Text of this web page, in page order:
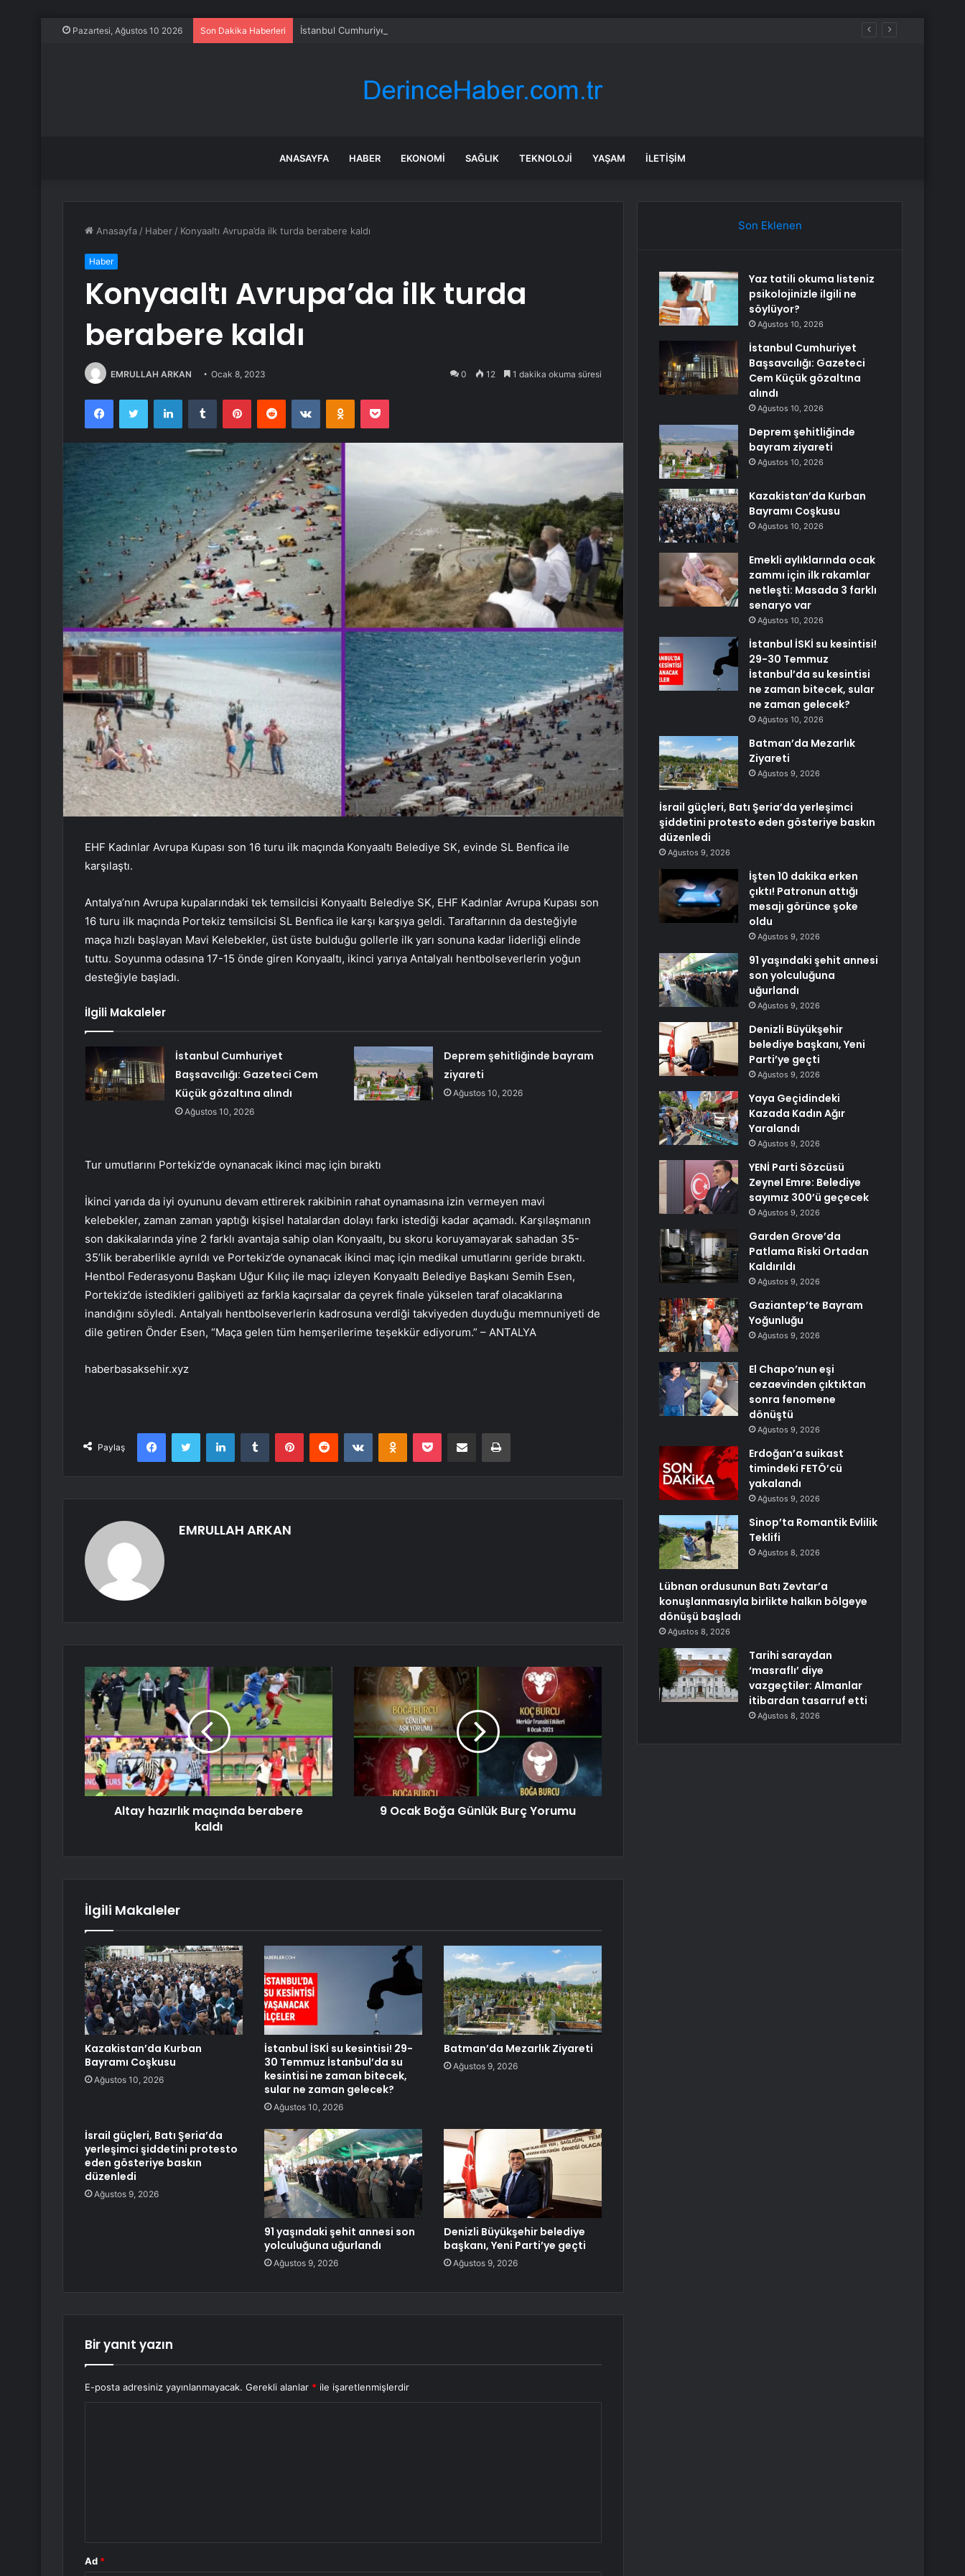
Pazartesi, Ağustos 10 2026 Son Dakika Haberleri İstanbul Cumhuriyet Başsavcılığı: Gazeteci Cem Küçük gözaltına alındı
ANASAYFA HABER EKONOMI SAĞLIK TEKNOLOJI YAŞAM İLETIŞIM
Anasayfa / Haber / Konyaaltı Avrupa’da ilk turda berabere kaldı
Haber
Konyaaltı Avrupa’da ilk turda
berabere kaldı
EMRULLAH ARKAN Ocak 8, 2023 0 12 1 dakika okuma süresi
FacebookTwitter LinkedInTumblr PinterestReddit VKontakteOdnoklassniki
Pocket
EHF Kadınlar Avrupa Kupası son 16 turu ilk maçında Konyaaltı Belediye SK, evinde SL Benfica ile
karşılaştı.
Antalya’nın Avrupa kupalarındaki tek temsilcisi Konyaaltı Belediye SK, EHF Kadınlar Avrupa Kupası son
16 turu ilk maçında Portekiz temsilcisi SL Benfica ile karşı karşıya geldi. Taraftarının da desteğiyle
maça hızlı başlayan Mavi Kelebekler, üst üste bulduğu gollerle ilk yarı sonuna kadar liderliği elinde
tuttu. Soyunma odasına 17-15 önde giren Konyaaltı, ikinci yarıya Antalyalı hentbolseverlerin yoğun
desteğiyle başladı.
İlgili Makaleler
İstanbul Cumhuriyet
Başsavcılığı: Gazeteci Cem
Küçük gözaltına alındı
Ağustos 10, 2026
Deprem şehitliğinde bayram
ziyareti
Ağustos 10, 2026
Tur umutlarını Portekiz’de oynanacak ikinci maç için bıraktı
İkinci yarıda da iyi oyununu devam ettirerek rakibinin rahat oynamasına izin vermeyen mavi
kelebekler, zaman zaman yaptığı kişisel hatalardan dolayı farkı istediği kadar açamadı. Karşılaşmanın
son dakikalarında yine 2 farklı avantaja sahip olan Konyaaltı, bu skoru koruyamayarak sahadan 35-
35’lik beraberlikle ayrıldı ve Portekiz’de oynanacak ikinci maç için medikal umutlarını geride bıraktı.
Hentbol Federasyonu Başkanı Uğur Kılıç ile maçı izleyen Konyaaltı Belediye Başkanı Semih Esen,
Portekiz’de istedikleri galibiyeti az farkla kaçırsalar da çeyrek finale yükselen taraf olacaklarına
inandığını söyledi. Antalyalı hentbolseverlerin kadrosuna verdiği takviyeden duyduğu memnuniyeti de
dile getiren Önder Esen, “Maça gelen tüm hemşerilerime teşekkür ediyorum.” – ANTALYA
haberbasaksehir.xyz
Paylaş
FacebookTwitter LinkedInTumblr PinterestReddit VKontakteOdnoklassniki
Pocket E-Posta ile paylaş Yazdır
EMRULLAH ARKAN
Altay hazırlık maçında berabere
kaldı
9 Ocak Boğa Günlük Burç Yorumu
İlgili Makaleler
Kazakistan’da Kurban
Bayramı Coşkusu
Ağustos 10, 2026
İstanbul İSKİ su kesintisi! 29-
30 Temmuz İstanbul’da su
kesintisi ne zaman bitecek,
sular ne zaman gelecek?
Ağustos 10, 2026
Batman’da Mezarlık Ziyareti
Ağustos 9, 2026
İsrail güçleri, Batı Şeria’da
yerleşimci şiddetini protesto
eden gösteriye baskın
düzenledi
Ağustos 9, 2026
91 yaşındaki şehit annesi son
yolculuğuna uğurlandı
Ağustos 9, 2026
Denizli Büyükşehir belediye
başkanı, Yeni Parti’ye geçti
Ağustos 9, 2026
Bir yanıt yazın
E-posta adresiniz yayınlanmayacak. Gerekli alanlar * ile işaretlenmişlerdir
Ad *
Son Eklenen
Yaz tatili okuma listeniz
psikolojinizle ilgili ne
söylüyor?
Ağustos 10, 2026
İstanbul Cumhuriyet
Başsavcılığı: Gazeteci
Cem Küçük gözaltına
alındı
Ağustos 10, 2026
Deprem şehitliğinde
bayram ziyareti
Ağustos 10, 2026
Kazakistan’da Kurban
Bayramı Coşkusu
Ağustos 10, 2026
Emekli aylıklarında ocak
zammı için ilk rakamlar
netleşti: Masada 3 farklı
senaryo var
Ağustos 10, 2026
İstanbul İSKİ su kesintisi!
29-30 Temmuz
İstanbul’da su kesintisi
ne zaman bitecek, sular
ne zaman gelecek?
Ağustos 10, 2026
Batman’da Mezarlık
Ziyareti
Ağustos 9, 2026
İsrail güçleri, Batı Şeria’da yerleşimci
şiddetini protesto eden gösteriye baskın
düzenledi
Ağustos 9, 2026
İşten 10 dakika erken
çıktı! Patronun attığı
mesajı görünce şoke
oldu
Ağustos 9, 2026
91 yaşındaki şehit annesi
son yolculuğuna
uğurlandı
Ağustos 9, 2026
Denizli Büyükşehir
belediye başkanı, Yeni
Parti’ye geçti
Ağustos 9, 2026
Yaya Geçidindeki
Kazada Kadın Ağır
Yaralandı
Ağustos 9, 2026
YENİ Parti Sözcüsü
Zeynel Emre: Belediye
sayımız 300’ü geçecek
Ağustos 9, 2026
Garden Grove’da
Patlama Riski Ortadan
Kaldırıldı
Ağustos 9, 2026
Gaziantep’te Bayram
Yoğunluğu
Ağustos 9, 2026
El Chapo’nun eşi
cezaevinden çıktıktan
sonra fenomene
dönüştü
Ağustos 9, 2026
Erdoğan’a suikast
timindeki FETÖ’cü
yakalandı
Ağustos 9, 2026
Sinop’ta Romantik Evlilik
Teklifi
Ağustos 8, 2026
Lübnan ordusunun Batı Zevtar’a
konuşlanmasıyla birlikte halkın bölgeye
dönüşü başladı
Ağustos 8, 2026
Tarihi saraydan
‘masraflı’ diye
vazgeçtiler: Almanlar
itibardan tasarruf etti
Ağustos 8, 2026